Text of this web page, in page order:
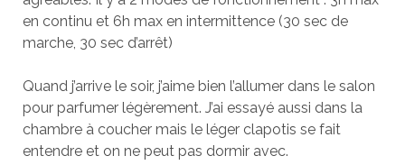
en continu et 6h max en intermittence (30 sec de
marche, 30 sec d’arrêt)
Quand j’arrive le soir, j’aime bien l’allumer dans le salon
pour parfumer légèrement. J’ai essayé aussi dans la
chambre à coucher mais le léger clapotis se fait
entendre et on ne peut pas dormir avec.